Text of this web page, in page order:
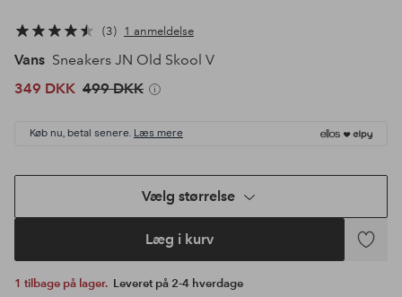
3 1 anmeldelse
Vans Sneakers JN Old Skool V
349 DKK 499 DKK
Køb nu, betal senere. Læs mere
Vælg størrelse
Læg i kurv
Tilføj
1 tilbage på lager. Leveret på 2-4 hverdage